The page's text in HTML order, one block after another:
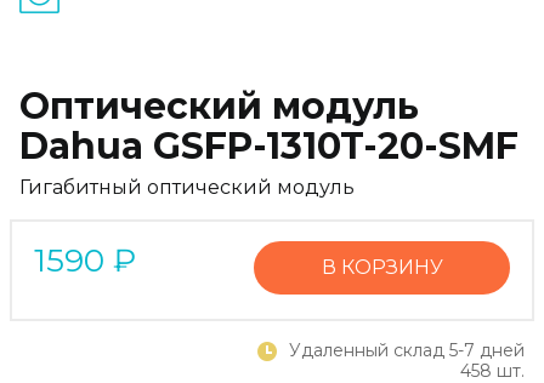
Оптический модуль
Dahua GSFP-1310T-20-SMF
Гигабитный оптический модуль
1590 ₽ В КОРЗИНУ
Удаленный склад 5-7 дней
458 шт.